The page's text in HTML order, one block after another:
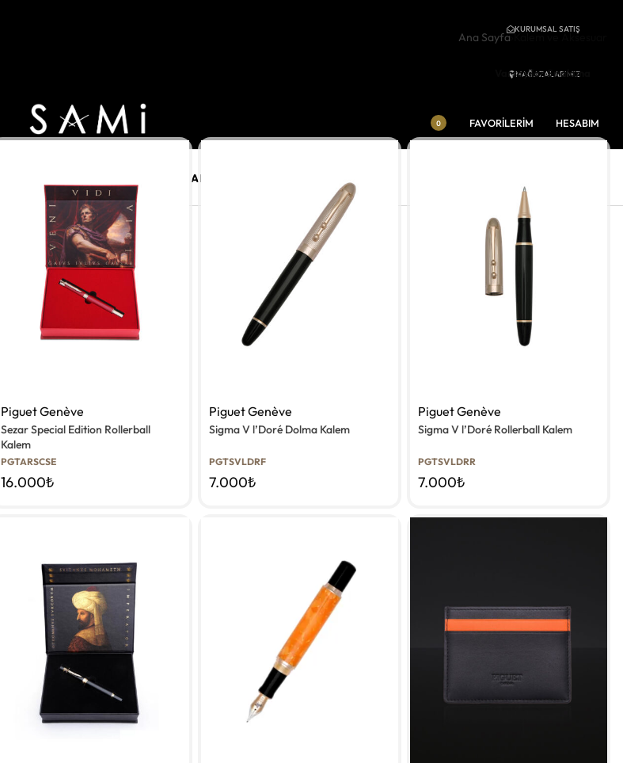
KURUMSAL SATIŞ
MAĞAZALARIMIZ
0 FAVORİLERİM HESABIM
KALEM VE AKSESUAR
Ana Sayfa›Kalem ve Aksesuar
Varsayılan Sıralama
Piguet Genève
Sezar Special Edition Rollerball
Kalem
PGTARSCSE
16.000₺
Piguet Genève
Sigma V l’Doré Dolma Kalem
PGTSVLDRF
7.000₺
Piguet Genève
Sigma V l’Doré Rollerball Kalem
PGTSVLDRR
7.000₺